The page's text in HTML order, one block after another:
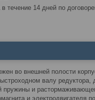
в течение 14 дней по
во внешней полости
валу редуктора,
и
и электродвигателя